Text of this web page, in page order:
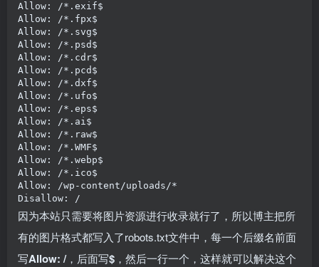
Allow: /*.exif$
Allow: /*.fpx$
Allow: /*.svg$
Allow: /*.psd$
Allow: /*.cdr$
Allow: /*.pcd$
Allow: /*.dxf$
Allow: /*.ufo$
Allow: /*.eps$
Allow: /*.ai$
Allow: /*.raw$
Allow: /*.WMF$
Allow: /*.webp$
Allow: /*.ico$
Allow: /wp-content/uploads/*
Disallow: /
因为本站只需要将图片资源进行收录就行了，所以博主把所
有的图片格式都写入了robots.txt文件中，每一个后缀名前面
写Allow: /，后面写$ ，然后一行一个，这样就可以解决这个